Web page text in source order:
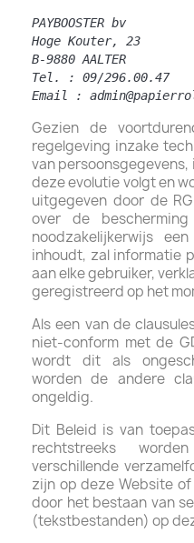
PAYBOOSTER bv
Hoge Kouter, 23
B-9880 AALTER
Tel. : 09/296.00.47
Email :
Gezien de
regelgeving inzake
van
deze evolutie volgt en
uitgegeven door de
over de
noodzakelijkerwijs
inhoudt, zal informatie
aan elke gebruiker,
geregistreerd op het
Als een van de
niet-conform met de
wordt dit als
worden de andere
ongeldig.
Dit Beleid is van
rechtstreeks
verschillende
zijn op deze Website
door het bestaan ​​van
(tekstbestanden) op